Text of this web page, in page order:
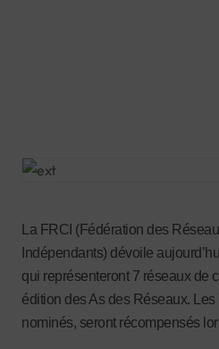
La FRCI (Fédération des
Indépendants) dévoile
qui représenteront 7 réseaux de
édition des As des Réseaux.
nominés, seront récompensés